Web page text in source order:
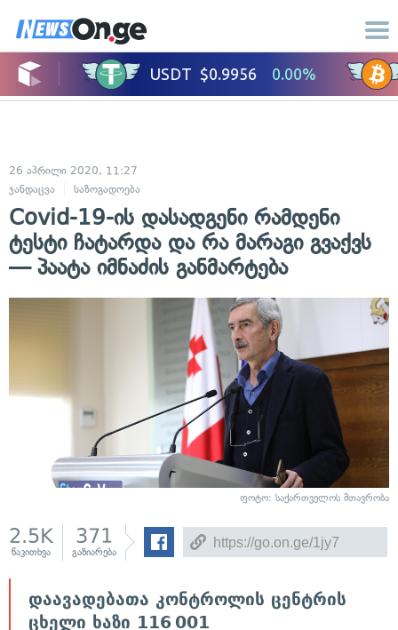
26 აპრილი 2020, 11:27
ჯანდაცვა
საზოგადოება
Covid-19-ის დასადგენი რამდენი
ტესტი ჩატარდა და რა მარაგი გვაქვს
— პაატა იმნაძის განმარტება
ფოტო: საქართველოს მთავრობა
2.5K
წაკითხვა
371
გაზიარება
დაავადებათა კონტროლის ცენტრის
ცხელი ხაზი 116 001